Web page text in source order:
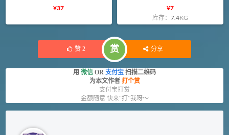
¥37 ¥7
库存：7.4KG
赞 2 赏 分享
用 微信 OR 支付宝 扫描二维码
为本文作者 打个赏
支付宝打赏
金额随意 快来“打”我呀～